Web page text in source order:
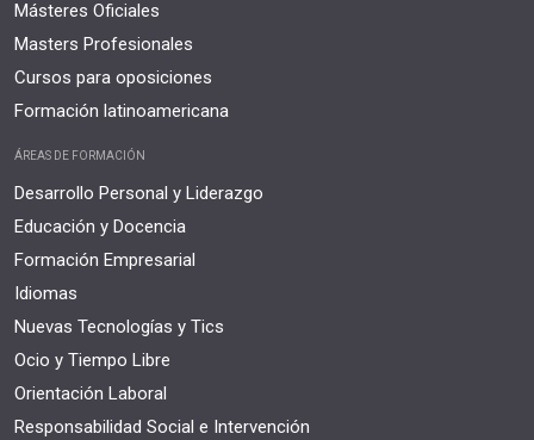
Másteres Oficiales
Masters Profesionales
Cursos para oposiciones
Formación latinoamericana
ÁREAS DE FORMACIÓN
Desarrollo Personal y Liderazgo
Educación y Docencia
Formación Empresarial
Idiomas
Nuevas Tecnologías y Tics
Ocio y Tiempo Libre
Orientación Laboral
Responsabilidad Social e Intervención